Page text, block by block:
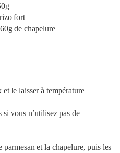
fort
de chapelure
le laisser à température
vous n’utilisez pas de
et la chapelure, puis les